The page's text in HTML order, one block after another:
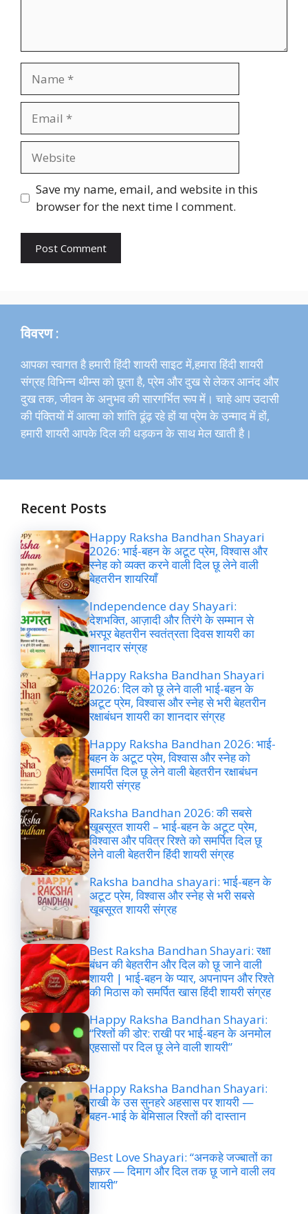
Save my name, email, and website in this
browser for the next time I comment.
विवरण :
आपका स्वागत है हमारी हिंदी शायरी साइट में,हमारा हिंदी शायरी
संग्रह विभिन्न थीम्स को छूता है, प्रेम और दुख से लेकर आनंद और
दुख तक, जीवन के अनुभव की सारगर्भित रूप में। चाहे आप उदासी
की पंक्तियों में आत्मा को शांति ढूंढ़ रहे हों या प्रेम के उन्माद में हों,
हमारी शायरी आपके दिल की धड़कन के साथ मेल खाती है।
Recent Posts
Happy Raksha Bandhan Shayari
2026: भाई-बहन के अटूट प्रेम, विश्वास और
स्नेह को व्यक्त करने वाली दिल छू लेने वाली
बेहतरीन शायरियाँ
Independence day Shayari:
देशभक्ति, आज़ादी और तिरंगे के सम्मान से
भरपूर बेहतरीन स्वतंत्रता दिवस शायरी का
शानदार संग्रह
Happy Raksha Bandhan Shayari
2026: दिल को छू लेने वाली भाई-बहन के
अटूट प्रेम, विश्वास और स्नेह से भरी बेहतरीन
रक्षाबंधन शायरी का शानदार संग्रह
Happy Raksha Bandhan 2026: भाई-
बहन के अटूट प्रेम, विश्वास और स्नेह को
समर्पित दिल छू लेने वाली बेहतरीन रक्षाबंधन
शायरी संग्रह
Raksha Bandhan 2026: की सबसे
खूबसूरत शायरी – भाई-बहन के अटूट प्रेम,
विश्वास और पवित्र रिश्ते को समर्पित दिल छू
लेने वाली बेहतरीन हिंदी शायरी संग्रह
Raksha bandha shayari: भाई-बहन के
अटूट प्रेम, विश्वास और स्नेह से भरी सबसे
खूबसूरत शायरी संग्रह
Best Raksha Bandhan Shayari: रक्षा
बंधन की बेहतरीन और दिल को छू जाने वाली
शायरी | भाई-बहन के प्यार, अपनापन और रिश्ते
की मिठास को समर्पित खास हिंदी शायरी संग्रह
Happy Raksha Bandhan Shayari:
“रिश्तों की डोर: राखी पर भाई-बहन के अनमोल
एहसासों पर दिल छू लेने वाली शायरी”
Happy Raksha Bandhan Shayari:
राखी के उस सुनहरे अहसास पर शायरी —
बहन-भाई के बेमिसाल रिश्तों की दास्तान
Best Love Shayari: “अनकहे जज्बातों का
सफ़र — दिमाग और दिल तक छू जाने वाली लव
शायरी”